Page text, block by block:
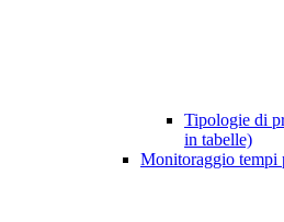
Tipologie di
in tabelle)
Monitoraggio tempi